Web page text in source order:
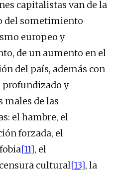
capitalistas van de la
del sometimiento
europeo y
de un aumento en el
del país, además con
profundizado y
males de las
el hambre, el
forzada, el
[11], el
cultural[13], la